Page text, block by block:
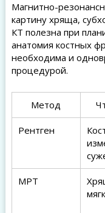
Магнитно-
картину хряща,
КТ полезна при
анатомия костных
необходима и
процедурой.
Метод
Рентген
МРТ